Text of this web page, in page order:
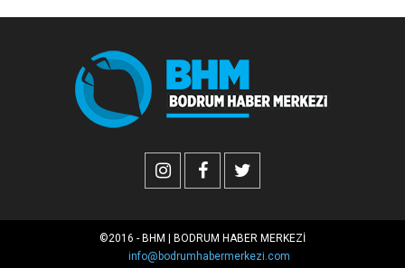
©2016 - BHM | BODRUM HABER MERKEZİ
info@bodrumhabermerkezi.com